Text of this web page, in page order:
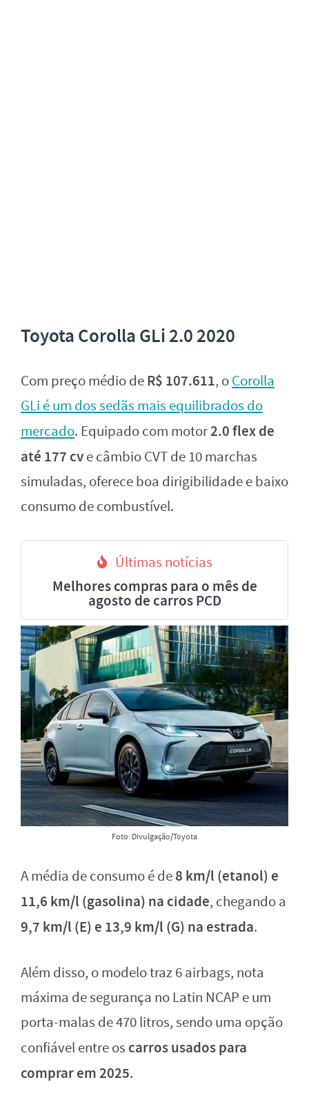
Toyota Corolla GLi 2.0 2020
Com preço médio deR$ 107.611, oCorolla
GLi é um dos sedãs mais equilibrados do
mercado. Equipado com motor2.0 flex de
até 177 cve câmbio CVT de 10 marchas
simuladas, oferece boa dirigibilidade e baixo
consumo de combustível.
Últimas notícias
Melhores compras para o mês de
agosto de carros PCD
Foto: Divulgação/Toyota
A média de consumo é de8 km/l (etanol) e
11,6 km/l (gasolina) na cidade, chegando a
9,7 km/l (E) e 13,9 km/l (G) na estrada.
Além disso, o modelo traz 6 airbags, nota
máxima de segurança no Latin NCAP e um
porta-malas de 470 litros, sendo uma opção
confiável entre os carros usados para
comprar em 2025.